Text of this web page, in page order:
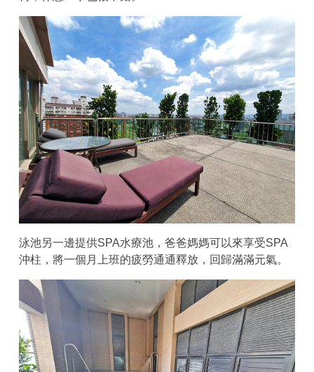
泳池另一邊提供SPA水療池，爸爸媽媽可以來享受SPA
沖柱，將一個月上班的疲勞通通釋放，回歸滿滿元氣。